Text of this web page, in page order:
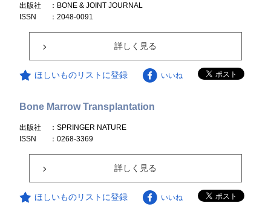
出版社
：BONE & JOINT JOURNAL
ISSN
：2048-0091
詳しく見る
ほしいものリストに登録 いいね
Bone Marrow Transplantation
出版社
：SPRINGER NATURE
ISSN
：0268-3369
詳しく見る
ほしいものリストに登録 いいね